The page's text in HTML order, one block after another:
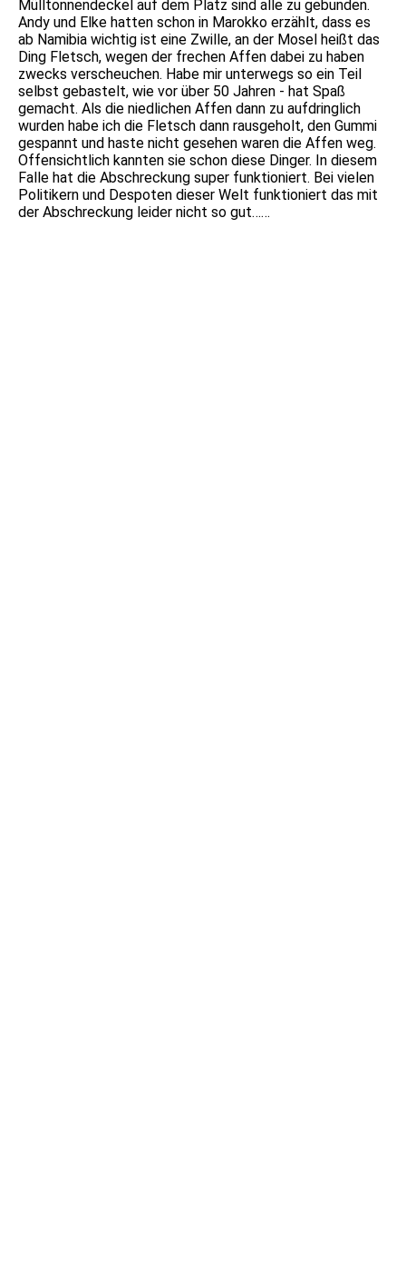
Mülltonnendeckel auf dem Platz sind alle zu gebunden.
Andy und Elke hatten schon in Marokko erzählt, dass es
ab Namibia wichtig ist eine Zwille, an der Mosel heißt das
Ding Fletsch, wegen der frechen Affen dabei zu haben
zwecks verscheuchen. Habe mir unterwegs so ein Teil
selbst gebastelt, wie vor über 50 Jahren - hat Spaß
gemacht. Als die niedlichen Affen dann zu aufdringlich
wurden habe ich die Fletsch dann rausgeholt, den Gummi
gespannt und haste nicht gesehen waren die Affen weg.
Offensichtlich kannten sie schon diese Dinger. In diesem
Falle hat die Abschreckung super funktioniert. Bei vielen
Politikern und Despoten dieser Welt funktioniert das mit
der Abschreckung leider nicht so gut……